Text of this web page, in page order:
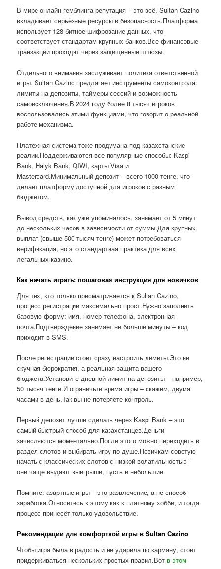
В мире онлайн-гемблинга репутация – это всё. Sultan Cazino
вкладывает серьёзные ресурсы в безопасность.Платформа
использует 128-битное шифрование данных, что
соответствует стандартам крупных банков.Все финансовые
транзакции проходят через защищённые шлюзы.
Отдельного внимания заслуживает политика ответственной
игры. Sultan Cazino предлагает инструменты самоконтроля:
лимиты на депозиты, таймеры сессий и возможность
самоисключения.В 2024 году более 8 тысяч игроков
воспользовались этими функциями, что говорит о реальной
работе механизма.
Платежная система тоже продумана под казахстанские
реалии.Поддерживаются все популярные способы: Kaspi
Bank, Halyk Bank, QIWI, карты Visa и
Mastercard.Минимальный депозит – всего 1000 тенге, что
делает платформу доступной для игроков с разным
бюджетом.
Вывод средств, как уже упоминалось, занимает от 5 минут
до нескольких часов в зависимости от суммы.Для крупных
выплат (свыше 500 тысяч тенге) может потребоваться
верификация, но это стандартная практика для всех
легальных казино.
Как начать играть: пошаговая инструкция для новичков
Для тех, кто только присматривается к Sultan Cazino,
процесс регистрации максимально прост.Нужно заполнить
базовую форму: имя, номер телефона, электронная
почта.Подтверждение занимает не больше минуты – код
приходит в SMS.
После регистрации стоит сразу настроить лимиты.Это не
скучная бюрократия, а реальная защита вашего
бюджета.Установите дневной лимит на депозиты – например,
50 тысяч тенге.И ограничьте время игры – скажем, двумя
часами в день.Так вы не потеряете контроль.
Первый депозит лучше сделать через Kaspi Bank – это
самый быстрый способ для казахстанцев.Деньги
зачисляются моментально.После этого можно переходить в
раздел слотов и выбирать игру по душе.Новичкам советую
начать с классических слотов с низкой волатильностью –
они чаще выдают выигрыши, пусть и небольшие.
Помните: азартные игры – это развлечение, а не способ
заработка.Относитесь к этому как к платному хобби, и тогда
процесс принесёт только удовольствие.
Рекомендации для комфортной игры в Sultan Cazino
Чтобы игра была в радость и не ударила по карману, стоит
придерживаться нескольких простых правил.Вотв этом